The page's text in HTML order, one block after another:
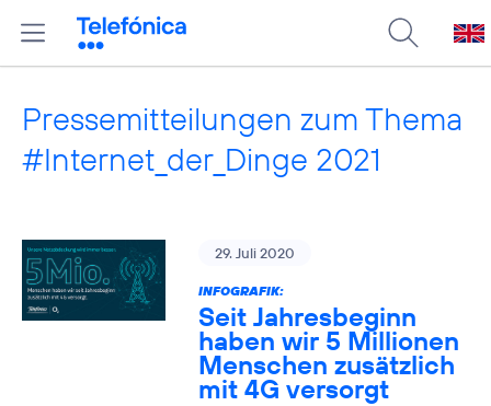
Pressemitteilungen zum Thema
#Internet_der_Dinge 2021
29. Juli 2020
INFOGRAFIK:
Seit Jahresbeginn
haben wir 5 Millionen
Menschen zusätzlich
mit 4G versorgt